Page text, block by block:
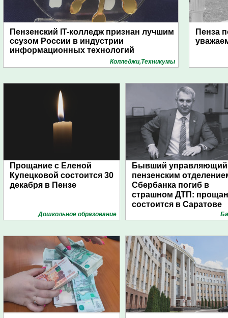
Пензенский IT-колледж признан лучшим
ссузом России в индустрии
информационных технологий
Колледжи,Техникумы
Пенза
Прощание с Еленой
Купецковой состоится 30
декабря в Пензе
Дошкольное образование
Бывший управляющий
пензенским
Сбербанка погиб в
страшном ДТП:
состоится в Саратове